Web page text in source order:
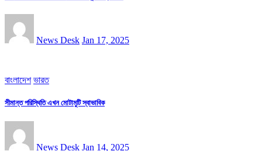
News Desk Jan 17, 2025
বাংলাদেশ ভারত
সীমান্ত পরিস্থিতি এখন মোটামুটি স্বাভাবিক
News Desk Jan 14, 2025